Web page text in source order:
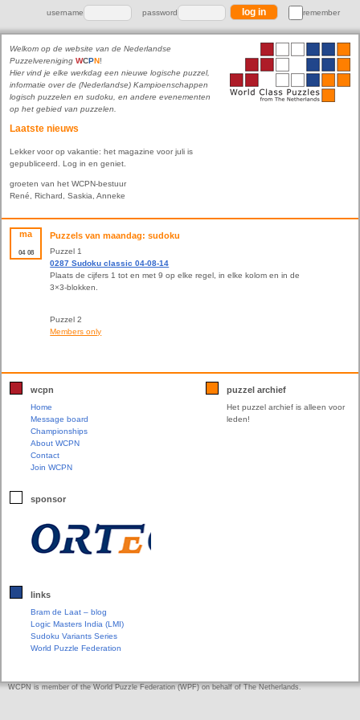
username password remember
Welkom op de website van de Nederlandse
Puzzelvereniging WCPN!
Hier vind je elke werkdag een nieuwe logische puzzel,
informatie over de (Nederlandse) Kampioenschappen
logisch puzzelen en sudoku, en andere evenementen
op het gebied van puzzelen.
Laatste nieuws
Lekker voor op vakantie: het magazine voor juli is
gepubliceerd. Log in en geniet.
groeten van het WCPN-bestuur
René, Richard, Saskia, Anneke
ma
04 08
Puzzels van maandag: sudoku
Puzzel 1
0287 Sudoku classic 04-08-14
Plaats de cijfers 1 tot en met 9 op elke regel, in elke kolom en in de
3×3-blokken.
Puzzel 2
Members only
wcpn
Home
Message board
Championships
About WCPN
Contact
Join WCPN
sponsor
links
Bram de Laat – blog
Logic Masters India (LMI)
Sudoku Variants Series
World Puzzle Federation
puzzel archief
Het puzzel archief is alleen voor
leden!
WCPN is member of the World Puzzle Federation (WPF) on behalf of The Netherlands.